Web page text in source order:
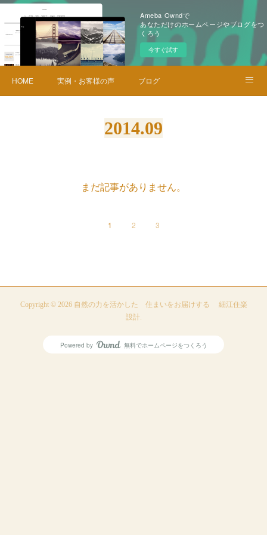
Ameba Owndで
あなただけのホームページやブログをつ
くろう
今すぐ試す
HOME 実例・お客様の声 ブログ
2014.09
まだ記事がありません。
1 2 3
Copyright © 2026 自然の力を活かした 住まいをお届けする 細江住楽
設計.
Powered by AmebaOwnd
無料でホームページをつくろう